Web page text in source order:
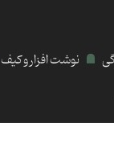
نوشت افزار و کیف